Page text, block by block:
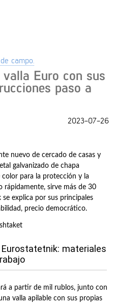
campo.
Euro con sus
paso a
2023-07-26
nuevo de cercado de casas y
galvanizado de chapa
para la protección y la
rápidamente, sirve más de 30
explica por sus principales
precio democrático.
materiales
a partir de mil rublos, junto con
valla apilable con sus propias